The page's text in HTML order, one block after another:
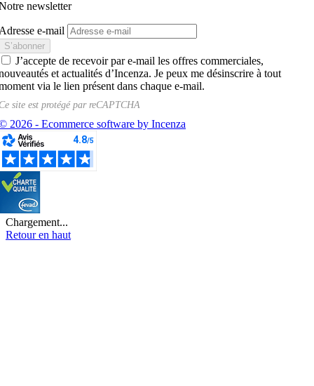
newsletter
e-mail
J’accepte de recevoir par e-mail les offres commerciales,
et actualités d’Incenza. Je peux me désinscrire à tout
via le lien présent dans chaque e-mail.
site est protégé parreCAPTCHA
2026 - Ecommerce software by Incenza
Chargement...
Retour en haut